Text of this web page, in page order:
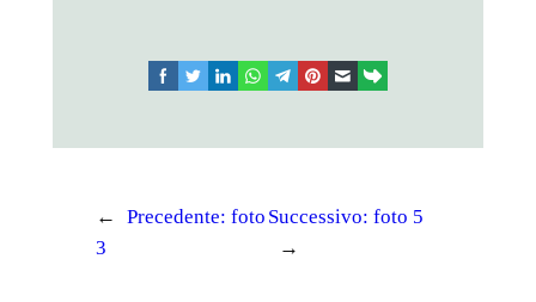
facebooktwitterlinkedinwhatsapptelegram
pinterest email link
← Precedente: foto
3
Successivo: foto 5
→